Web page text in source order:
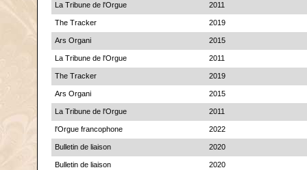
La Tribune de l'Orgue 2011
The Tracker 2019
Ars Organi 2015
La Tribune de l'Orgue 2011
The Tracker 2019
Ars Organi 2015
La Tribune de l'Orgue 2011
l'Orgue francophone 2022
Bulletin de liaison 2020
Bulletin de liaison 2020